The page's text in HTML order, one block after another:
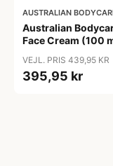
AUSTRALIAN
Australian
Face Cream (100
VEJL. PRIS 439,95 KR
395,95 kr